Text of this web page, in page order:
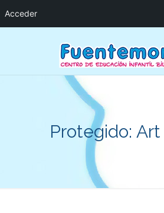
Protegido:
Acceder